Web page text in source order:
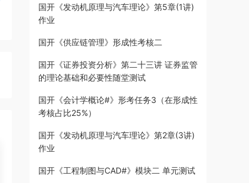
国开《发动机原理与汽车理论》第5章(1讲)
作业
国开《供应链管理》形成性考核二
国开《证券投资分析》第二十三讲 证券监管
的理论基础和必要性随堂测试
国开《会计学概论#》形考任务3（在形成性
考核占比25%）
国开《发动机原理与汽车理论》第2章(3讲)
作业
国开《工程制图与CAD#》模块二 单元测试